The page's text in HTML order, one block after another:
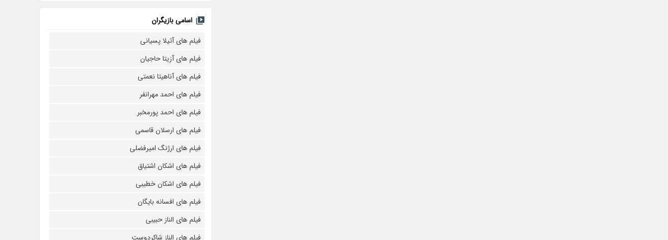
اسامی بازیگران
فیلم های آتیلا پسیانی
فیلم های آزیتا حاجیان
فیلم های آناهیتا نعمتی
فیلم های احمد مهرانفر
فیلم های احمد پورمخبر
فیلم های ارسلان قاسمی
فیلم های ارژنگ امیرفضلی
فیلم های اشکان اشتیاق
فیلم های اشکان خطیبی
فیلم های افسانه بایگان
فیلم های الناز حبیبی
فیلم های الناز شاکردوست